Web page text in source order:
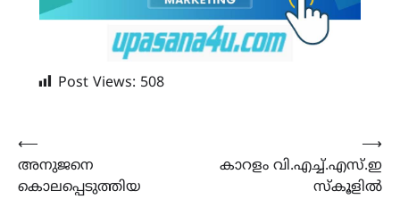
Post Views: 508
Post
navigation
⟵
അനുജനെ
കൊലപ്പെടുത്തിയ
കാറളം വി.എച്ച്.എസ്.ഇ
സ്കൂളിൽ
⟶